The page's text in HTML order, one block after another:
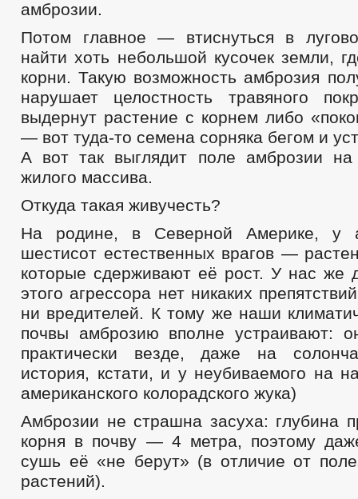
амброзии.
Потом главное — втиснуться в
найти хоть небольшой кусочек земли,
корни. Такую возможность амброзия
нарушает целостность травяного
выдернут растение с корнем либо
— вот туда-то семена сорняка бегом и
А вот так выглядит поле амброзии на
жилого массива.
Откуда такая живучесть?
На родине, в Северной Америке, у
шестисот естественных врагов —
которые сдерживают её рост. У нас же
этого агрессора нет никаких
ни вредителей. К тому же наши
почвы амброзию вполне устраивают:
практически везде, даже на
история, кстати, и у неубиваемого на
американского колорадского жука)
Амброзии не страшна засуха: глубина
корня в почву — 4 метра, поэтому
сушь её «не берут» (в отличие от
растений).